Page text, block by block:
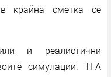
крайна сметка се
и реалистични
симулации. TFA